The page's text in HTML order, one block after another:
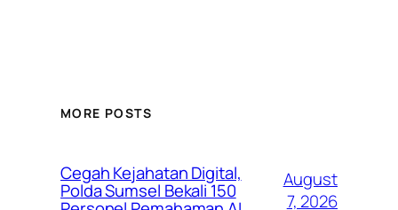
MORE POSTS
Cegah Kejahatan Digital,
Polda Sumsel Bekali 150
August
7, 2026